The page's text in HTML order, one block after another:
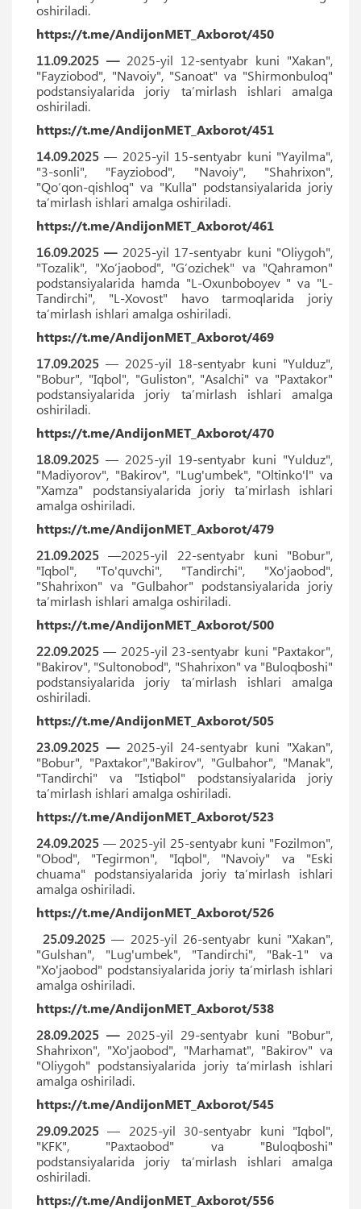
oshiriladi.
https://t.me/AndijonMET_Axborot/450
11.09.2025 — 2025-yil 12-sentyabr kuni "Xakan",
"Fayziobod", "Navoiy", "Sanoat" va "Shirmonbuloq"
podstansiyalarida joriy ta’mirlash ishlari amalga
oshiriladi.
https://t.me/AndijonMET_Axborot/451
14.09.2025— 2025-yil 15-sentyabr kuni "Yayilma",
"3-sonli", "Fayziobod", "Navoiy", "Shahrixon",
"Qoʻqon-qishloq" va "Kulla" podstansiyalarida joriy
ta’mirlash ishlari amalga oshiriladi.
https://t.me/AndijonMET_Axborot/461
16.09.2025 — 2025-yil 17-sentyabr kuni "Oliygoh",
"Tozalik", "Xoʻjaobod", "Gʻozichek" va "Qahramon"
podstansiyalarida hamda "L-Oxunboboyev " va "L-
Tandirchi", "L-Xovost" havo tarmoqlarida joriy
ta’mirlash ishlari amalga oshiriladi.
https://t.me/AndijonMET_Axborot/469
17.09.2025 — 2025-yil 18-sentyabr kuni "Yulduz",
"Bobur", "Iqbol", "Guliston", "Asalchi" va "Paxtakor"
podstansiyalarida joriy ta’mirlash ishlari amalga
oshiriladi.
https://t.me/AndijonMET_Axborot/470
18.09.2025 — 2025-yil 19-sentyabr kuni "Yulduz",
"Madiyorov", "Bakirov", "Lug'umbek", "Oltinko'l" va
"Xamza" podstansiyalarida joriy ta’mirlash ishlari
amalga oshiriladi.
https://t.me/AndijonMET_Axborot/479
21.09.2025—2025-yil 22-sentyabr kuni "Bobur",
"Iqbol", "To'quvchi", "Tandirchi", "Xo'jaobod",
"Shahrixon" va "Gulbahor" podstansiyalarida joriy
ta’mirlash ishlari amalga oshiriladi.
https://t.me/AndijonMET_Axborot/500
22.09.2025— 2025-yil 23-sentyabr kuni "Paxtakor",
"Bakirov", "Sultonobod", "Shahrixon" va "Buloqboshi"
podstansiyalarida joriy ta’mirlash ishlari amalga
oshiriladi.
https://t.me/AndijonMET_Axborot/505
23.09.2025 — 2025-yil 24-sentyabr kuni "Xakan",
"Bobur", "Paxtakor","Bakirov", "Gulbahor", "Manak",
"Tandirchi" va "Istiqbol" podstansiyalarida joriy
ta’mirlash ishlari amalga oshiriladi.
https://t.me/AndijonMET_Axborot/523
24.09.2025 — 2025-yil 25-sentyabr kuni "Fozilmon",
"Obod", "Tegirmon", "Iqbol", "Navoiy" va "Eski
chuama" podstansiyalarida joriy ta’mirlash ishlari
amalga oshiriladi.
https://t.me/AndijonMET_Axborot/526
25.09.2025— 2025-yil 26-sentyabr kuni "Xakan",
"Gulshan", "Lug'umbek", "Tandirchi", "Bak-1" va
"Xo'jaobod" podstansiyalarida joriy ta’mirlash ishlari
amalga oshiriladi.
https://t.me/AndijonMET_Axborot/538
28.09.2025 — 2025-yil 29-sentyabr kuni "Bobur",
Shahrixon", "Xo'jaobod", "Marhamat", "Bakirov" va
"Oliygoh" podstansiyalarida joriy ta’mirlash ishlari
amalga oshiriladi.
https://t.me/AndijonMET_Axborot/545
29.09.2025— 2025-yil 30-sentyabr kuni "Iqbol",
"KFK", "Paxtaobod" va "Buloqboshi"
podstansiyalarida joriy ta’mirlash ishlari amalga
oshiriladi.
https://t.me/AndijonMET_Axborot/556